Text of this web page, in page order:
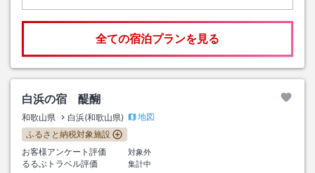
全ての宿泊プランを見る
白浜の宿 醍醐
和歌山県 白浜(和歌山県)
地図
ふるさと納税対象施設
お客様アンケート評価
対象外
るるぶトラベル評価
集計中